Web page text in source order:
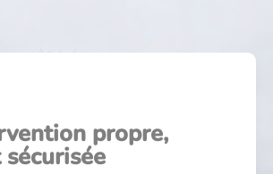
propre,